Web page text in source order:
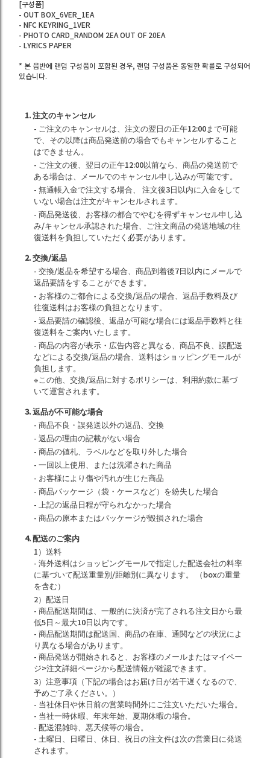
[구성품]
- OUT BOX_6VER_1EA
- NFC KEYRING_1VER
- PHOTO CARD_RANDOM 2EA OUT OF 20EA
- LYRICS PAPER
* 본 음반에 랜덤 구성품이 포함된 경우, 랜덤 구성품은 동일한 확률로 구성되어
있습니다.
1. 注文のキャンセル
- ご注文のキャンセルは、注文の翌日の正午12:00まで可能
で、その以降は商品発送前の場合でもキャンセルすること
はできません。
- ご注文の後、翌日の正午12:00以前なら、商品の発送前で
ある場合は、メールでのキャンセル申し込みが可能です。
- 無通帳入金で注文する場合、 注文後3日以内に入金をして
いない場合は注文がキャンセルされます。
- 商品発送後、お客様の都合でやむを得ずキャンセル申し込
み/キャンセル承認された場合、ご注文商品の発送地域の往
復送料を負担していただく必要があります。
2. 交換/返品
- 交換/返品を希望する場合、商品到着後7日以内にメールで
返品要請をすることができます。
- お客様のご都合による交換/返品の場合、返品手数料及び
往復送料はお客様の負担となります。
- 返品要請の確認後、返品が可能な場合には返品手数料と往
復送料をご案内いたします。
- 商品の内容が表示・広告内容と異なる、商品不良、誤配送
などによる交換/返品の場合、送料はショッピングモールが
負担します。
※この他、交換/返品に対するポリシーは、利用約款に基づ
いて運営されます。
3. 返品が不可能な場合
- 商品不良・誤発送以外の返品、交換
- 返品の理由の記載がない場合
- 商品の値札、ラベルなどを取り外した場合
- 一回以上使用、または洗濯された商品
- お客様により傷や汚れが生じた商品
- 商品パッケージ（袋・ケースなど）を紛失した場合
- 上記の返品日程が守られなかった場合
- 商品の原本またはパッケージが毀損された場合
4. 配送のご案内
1）送料
- 海外送料はショッピングモールで指定した配送会社の料率
に基づいて配送重量別/距離別に異なります。 （boxの重量
を含む）
2）配送日
- 商品配送期間は、一般的に決済が完了される注文日から最
低5日～最大10日以内です。
- 商品配送期間は配送国、商品の在庫、通関などの状況によ
り異なる場合があります。
- 商品発送が開始されると、お客様のメールまたはマイペー
ジ>注文詳細ページから配送情報が確認できます。
3）注意事項（下記の場合はお届け日が若干遅くなるので、
予めご了承ください。）
- 当社休日や休日前の営業時間外にご注文いただいた場合。
- 当社一時休暇、年末年始、夏期休暇の場合。
- 配送混雑時、悪天候等の場合。
- 土曜日、日曜日、休日、祝日の注文件は次の営業日に発送
されます。